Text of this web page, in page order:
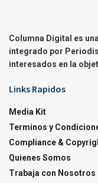
Columna Digital es
integrado por
interesados en la
Links Rapidos
Media Kit
Terminos y
Compliance &
Quienes Somos
Trabaja con Nosotros